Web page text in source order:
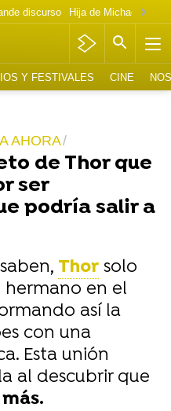
discurso
Y FESTIVALES CINE
AHORA
de Thor que
ser
podría salir a
Thor solo
en el
así la
con una
Esta unión
al descubrir que